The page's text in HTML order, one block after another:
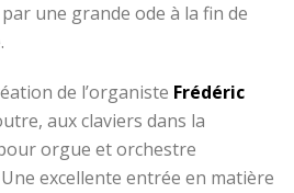
une grande ode à la fin de
de l’organiste Frédéric
aux claviers dans la
orgue et orchestre
excellente entrée en matière